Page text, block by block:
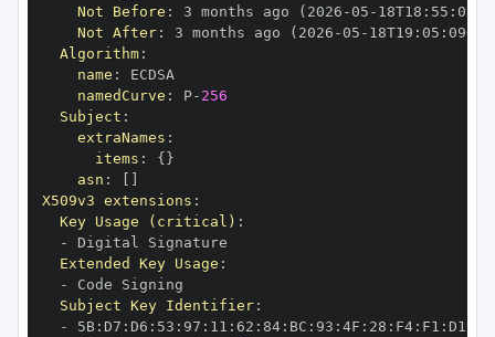
Not Before : 3 months ago (2026 -05 - 18T18 : 55 :
Not After: 3 months ago (2026 -05 - 18T19 : 05 : 09+00
Algorithm:
name :
namedCurve : P- 256
Subject :
extraNames :
items : { }
asn :
X509v3 extensions :
Key Usage (critical) :
-
Extended Key Usage :
-
Subject Key Identifier:
-
5B: D7 : D6 : 53 : 97 : 11 : 62 : 84: BC : 93 : 4F : 28 : F4: F1 : D1